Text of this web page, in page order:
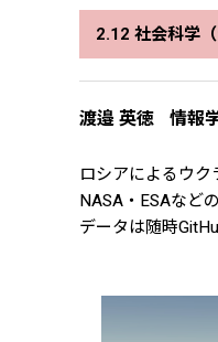
2.12 社会科学
渡邉 英徳 情報
ロシアによるウク
NASA・ESAなど
データは随時